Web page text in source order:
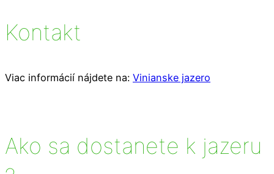
Kontakt
Viac informácií nájdete na: Vinianske jazero
Ako sa dostanete k jazeru